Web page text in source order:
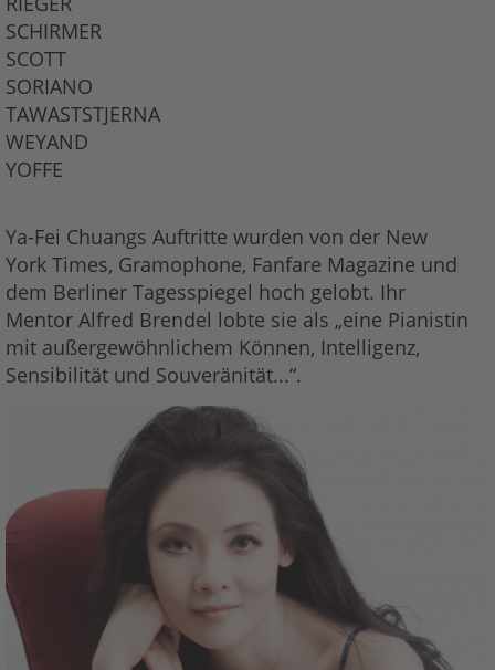
SCHIRMER
SCOTT
SORIANO
TAWASTSTJERNA
WEYAND
YOFFE
Ya-Fei Chuangs Auftritte wurden von der New
York Times, Gramophone, Fanfare Magazine und
dem Berliner Tagesspiegel hoch gelobt. Ihr
Mentor Alfred Brendel lobte sie als „eine Pianistin
mit außergewöhnlichem Können, Intelligenz,
Sensibilität und Souveränität...“.